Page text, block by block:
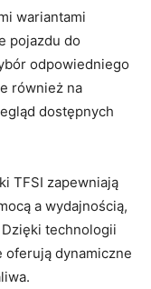
wariantami
pojazdu do
odpowiedniego
również na
dostępnych
TFSI zapewniają
a wydajnością,
technologii
dynamiczne